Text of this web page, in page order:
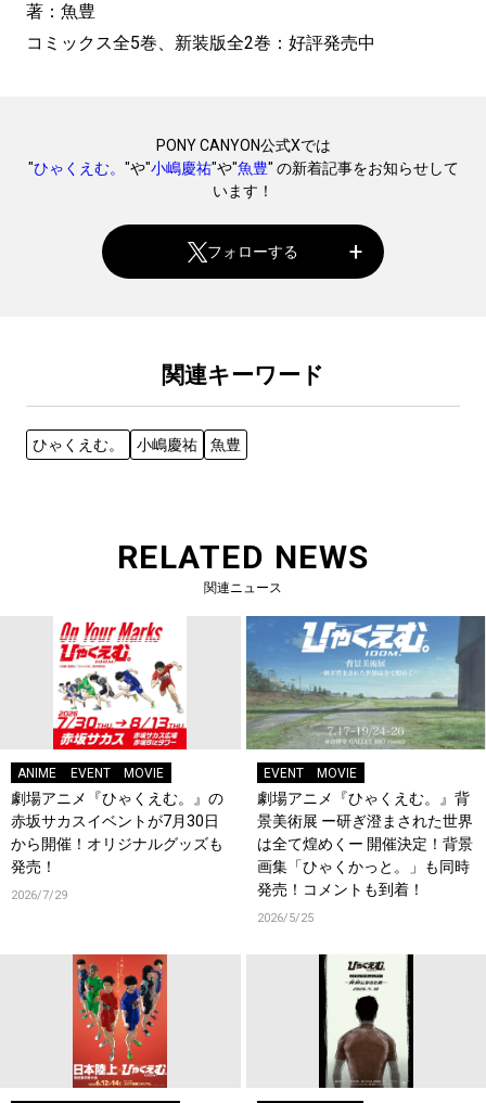
著：魚豊
コミックス全5巻、新装版全2巻：好評発売中
PONY CANYON公式Xでは
"ひゃくえむ。 "や"小嶋慶祐"や"魚豊" の新着記事をお知らせして
います！
フォローする
関連キーワード
ひゃくえむ。 小嶋慶祐 魚豊
RELATED NEWS
関連ニュース
ANIME EVENT MOVIE
劇場アニメ『ひゃくえむ。』の
赤坂サカスイベントが7月30日
から開催！オリジナルグッズも
発売！
2026/7/29
EVENT MOVIE
劇場アニメ『ひゃくえむ。』背
景美術展 ー研ぎ澄まされた世界
は全て煌めくー 開催決定！背景
画集「ひゃくかっと。」も同時
発売！コメントも到着！
2026/5/25